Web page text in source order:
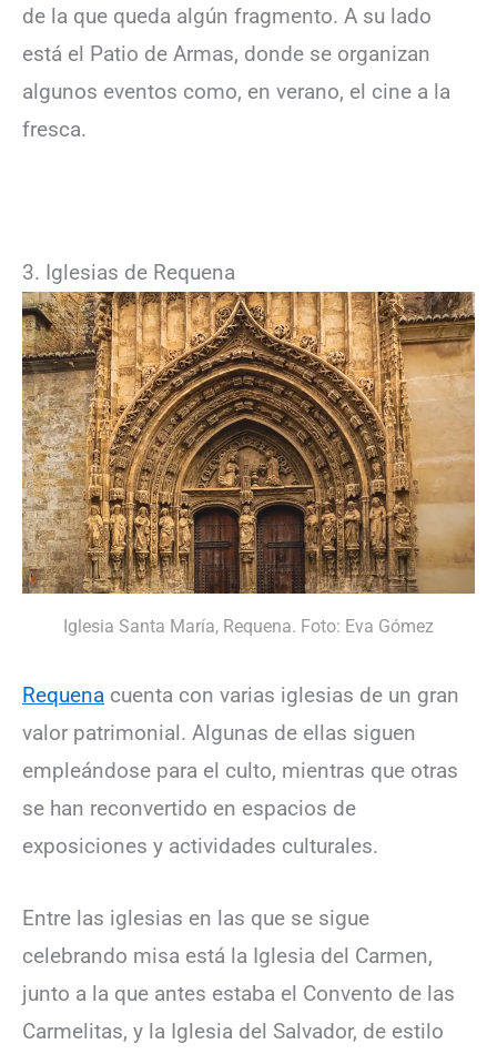
de la que queda algún fragmento. A su lado
está el Patio de Armas, donde se organizan
algunos eventos como, en verano, el cine a la
fresca.
3. Iglesias de Requena
Iglesia Santa María, Requena. Foto: Eva Gómez
Requena cuenta con varias iglesias de un gran
valor patrimonial. Algunas de ellas siguen
empleándose para el culto, mientras que otras
se han reconvertido en espacios de
exposiciones y actividades culturales.
Entre las iglesias en las que se sigue
celebrando misa está la Iglesia del Carmen,
junto a la que antes estaba el Convento de las
Carmelitas, y la Iglesia del Salvador, de estilo